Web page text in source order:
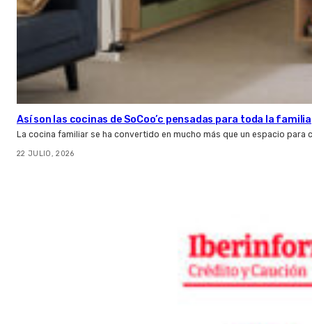
Así son las cocinas de SoCoo’c pensadas para toda la familia
La cocina familiar se ha convertido en mucho más que un espacio para
22 JULIO, 2026